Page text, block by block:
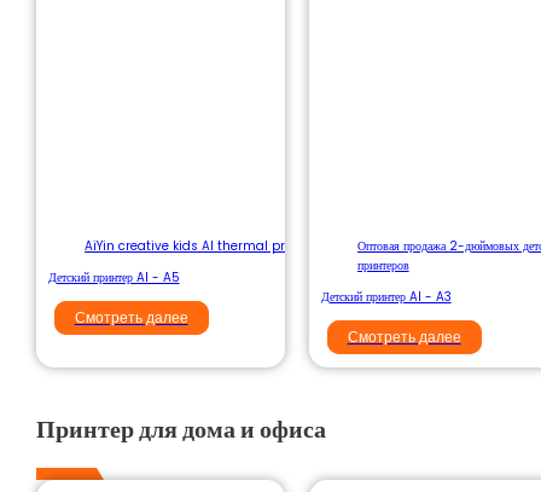
AiYin creative kids AI thermal printer
Детский принтер AI - A5
Смотреть далее
Оптовая продажа 2-дюймовых
принтеров
Детский принтер AI - A3
Смотреть далее
Принтер для дома и офиса